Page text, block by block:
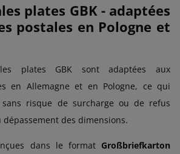
plates GBK - adaptées
postales en Pologne et
plates GBK sont adaptées aux
en Allemagne et en Pologne, ce qui
risque de surcharge ou de refus
des dimensions.
dans le format Großbriefkarton